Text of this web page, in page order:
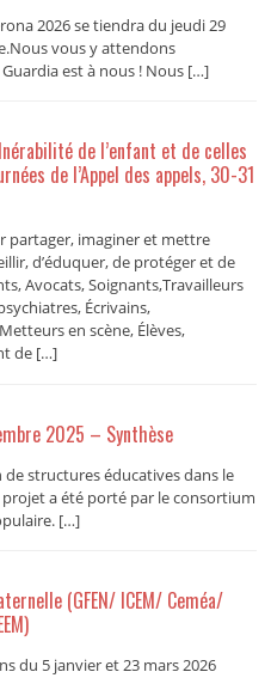
2026 se tiendra du jeudi 29
vous y attendons
est à nous ! Nous […]
de l’enfant et de celles
de l’Appel des appels, 30-31
partager, imaginer et mettre
d’éduquer, de protéger et de
Avocats, Soignants,Travailleurs
Écrivains,
en scène, Élèves,
de […]
2025 – Synthèse
de structures éducatives dans le
a été porté par le consortium
[…]
(GFEN/ ICEM/ Ceméa/
du 5 janvier et 23 mars 2026